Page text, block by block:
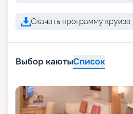
Скачать программу круиза
Выбор каютыСписок